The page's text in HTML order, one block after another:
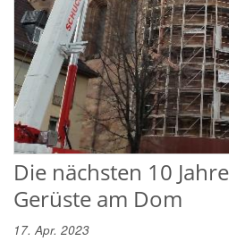
Die nächsten 10
Gerüste am Dom
17. Apr. 2023